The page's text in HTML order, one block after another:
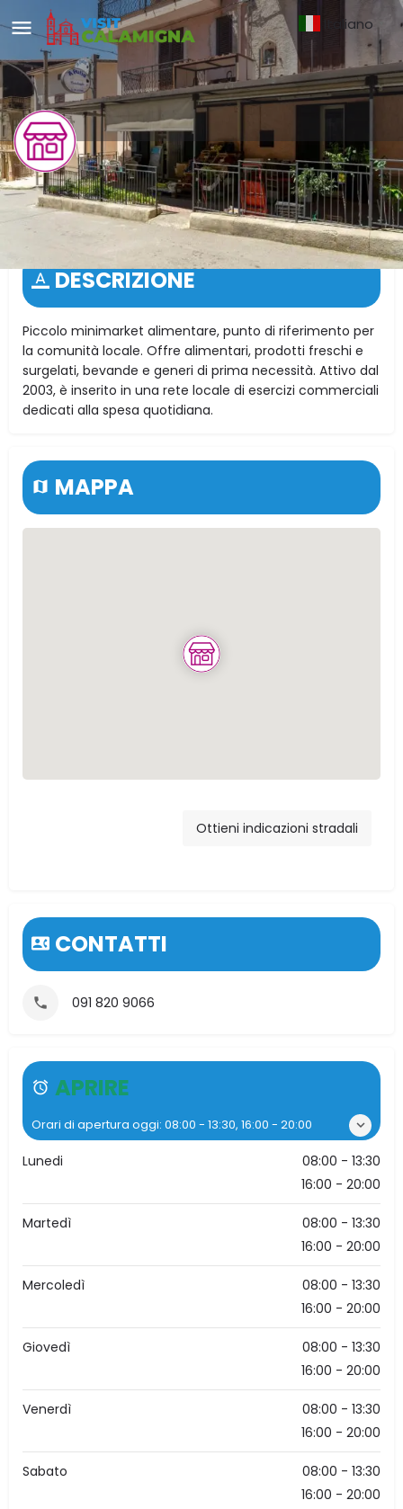
A Putia dei Fratelli Samperi
S.n.c.
DESCRIZIONE
Piccolo minimarket alimentare, punto di riferimento per
la comunità locale. Offre alimentari, prodotti freschi e
surgelati, bevande e generi di prima necessità. Attivo dal
2003, è inserito in una rete locale di esercizi commerciali
dedicati alla spesa quotidiana.
MAPPA
Ottieni indicazioni stradali
CONTATTI
091 820 9066
APRIRE
Orari di apertura oggi: 08:00 - 13:30, 16:00 - 20:00
Lunedi
08:00 - 13:30
16:00 - 20:00
Martedì
08:00 - 13:30
16:00 - 20:00
Mercoledì
08:00 - 13:30
16:00 - 20:00
Giovedì
08:00 - 13:30
16:00 - 20:00
Venerdì
08:00 - 13:30
16:00 - 20:00
Sabato
08:00 - 13:30
16:00 - 20:00
Italiano